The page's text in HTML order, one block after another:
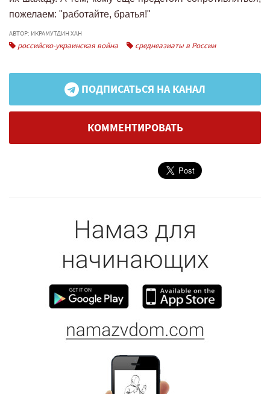
пожелаем: "работайте, братья!"
АВТОР: ИКРАМУТДИН ХАН
российско-украинская война среднеазиаты в России
ПОДПИСАТЬСЯ НА КАНАЛ
КОММЕНТИРОВАТЬ